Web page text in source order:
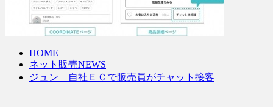
HOME
ネット販売NEWS
ジュン 自社ＥＣで販売員がチャット接客